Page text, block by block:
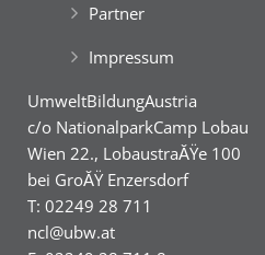
Partner
Impressum
UmweltBildungAustria
c/o NationalparkCamp Lobau
Wien 22., LobaustraĂŸe 100
bei GroĂŸ Enzersdorf
T: 02249 28 711
ncl@ubw.at